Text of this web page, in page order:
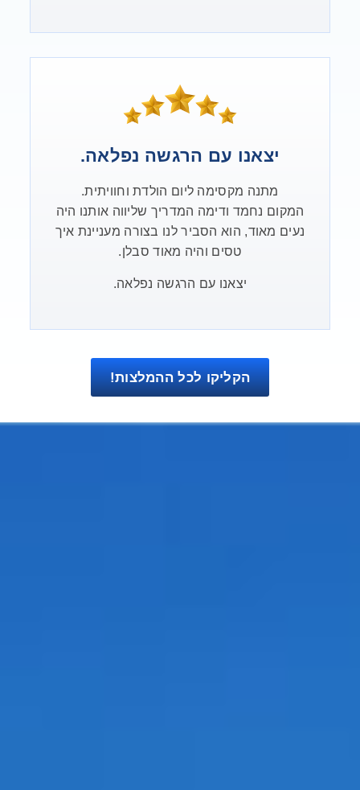
יצאנו עם הרגשה נפלאה.
מתנה מקסימה ליום הולדת וחוויתית.
המקום נחמד ודימה המדריך שליווה אותנו היה
נעים מאוד, הוא הסביר לנו בצורה מעניינת איך
טסים והיה מאוד סבלן.
יצאנו עם הרגשה נפלאה.
הקליקו לכל ההמלצות!